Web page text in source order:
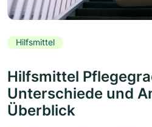
Hilfsmittel
Hilfsmittel
Unterschiede und
Überblick